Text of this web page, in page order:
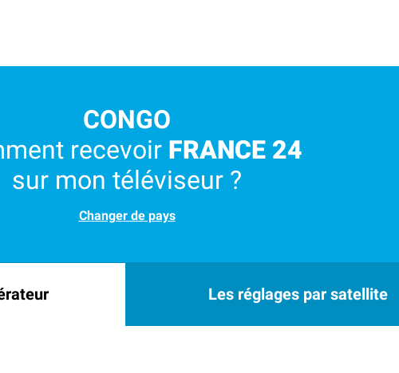
CONGO
recevoir FRANCE 24
sur mon téléviseur ?
Changer de pays
Les réglages par satellite